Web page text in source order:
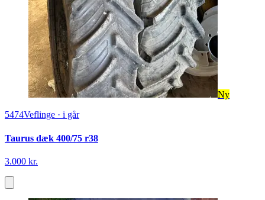
Ny
5474Veflinge · i går
Taurus dæk 400/75 r38
3.000 kr.